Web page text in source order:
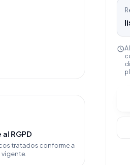
RGPD
tratados conforme a
vigente.